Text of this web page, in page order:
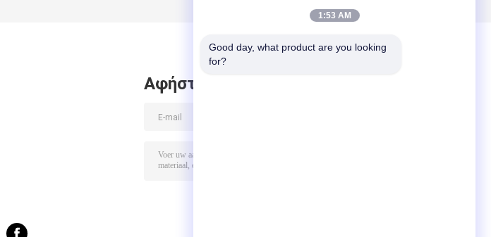
Αφήστε μήνυμα
1:53 AM
Good day, what product are you looking
for?